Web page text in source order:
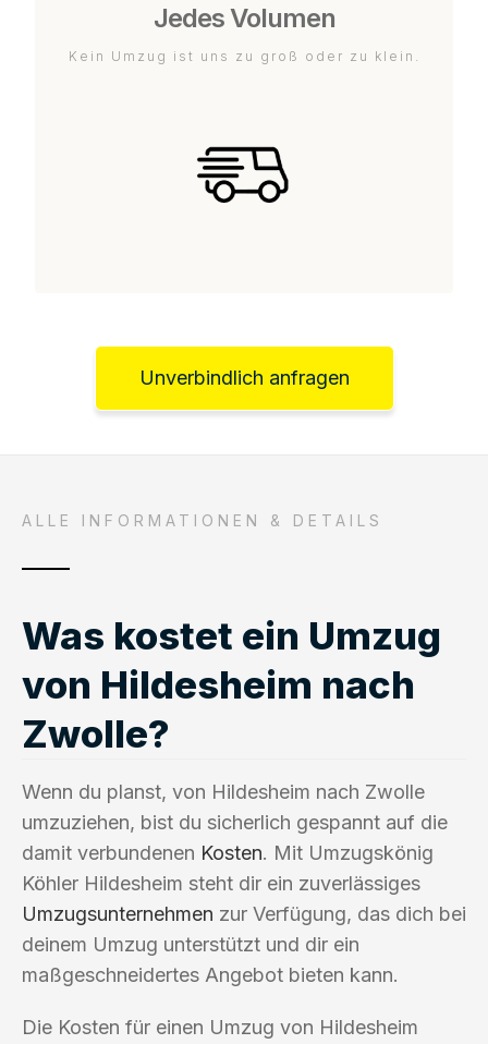
Jedes Volumen
Kein Umzug ist uns zu groß oder zu klein.
Unverbindlich anfragen
ALLE INFORMATIONEN & DETAILS
Was kostet ein Umzug
von Hildesheim nach
Zwolle?
Wenn du planst, von Hildesheim nach Zwolle
umzuziehen, bist du sicherlich gespannt auf die
damit verbundenen Kosten. Mit Umzugskönig
Köhler Hildesheim steht dir ein zuverlässiges
Umzugsunternehmen zur Verfügung, das dich bei
deinem Umzug unterstützt und dir ein
maßgeschneidertes Angebot bieten kann.
Die Kosten für einen Umzug von Hildesheim